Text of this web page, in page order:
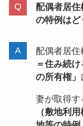
配偶者居
の特例はど
配偶者居住
＝住み続
の所有権」
妻が取得す
（敷地利